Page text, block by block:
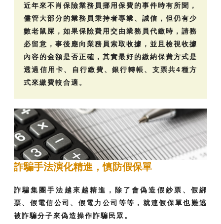
近年來不肖保險業務員挪用保費的事件時有所聞，
儘管大部分的業務員秉持者專業、誠信，但仍有少
數老鼠屎，如果保險費用交由業務員代繳時，請務
必留意，事後應向業務員索取收據，並且檢視收據
內容的金額是否正確，其實最好的繳納保費方式是
透過信用卡、自行繳費、銀行轉帳、支票共4種方
式來繳費較合適。
詐騙手法演化精進，慎防假保單
詐騙集團手法越來越精進，除了會偽造假鈔票、假綁
票、假電信公司、假電力公司等等，就連假保單也難逃
被詐騙分子來偽造操作詐騙民眾。